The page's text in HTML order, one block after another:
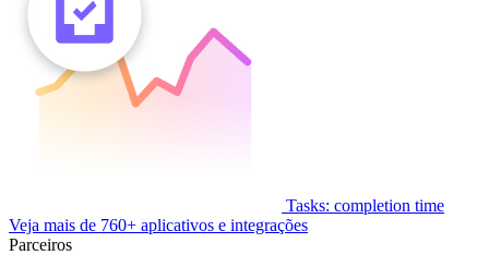
Tasks: completion time
Veja mais de 760+ aplicativos e integrações
Parceiros